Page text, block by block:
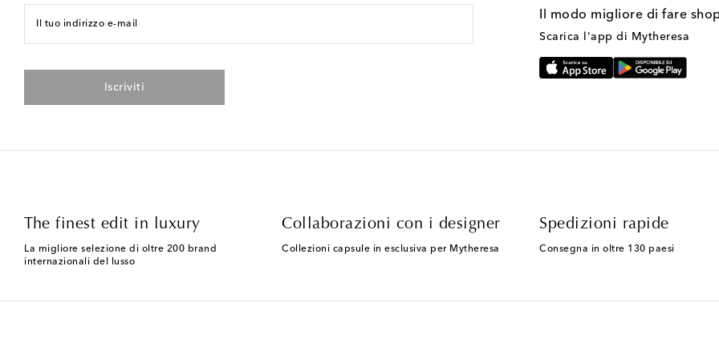
Il tuo indirizzo e-mail
Iscriviti
Il modo migliore di fare
Scarica l'app di Mytheresa
The finest edit in luxury
La migliore selezione di oltre 200 brand
internazionali del lusso
Collaborazioni con i designer
Collezioni capsule in esclusiva per Mytheresa
Spedizioni rapide
Consegna in oltre 130 paesi